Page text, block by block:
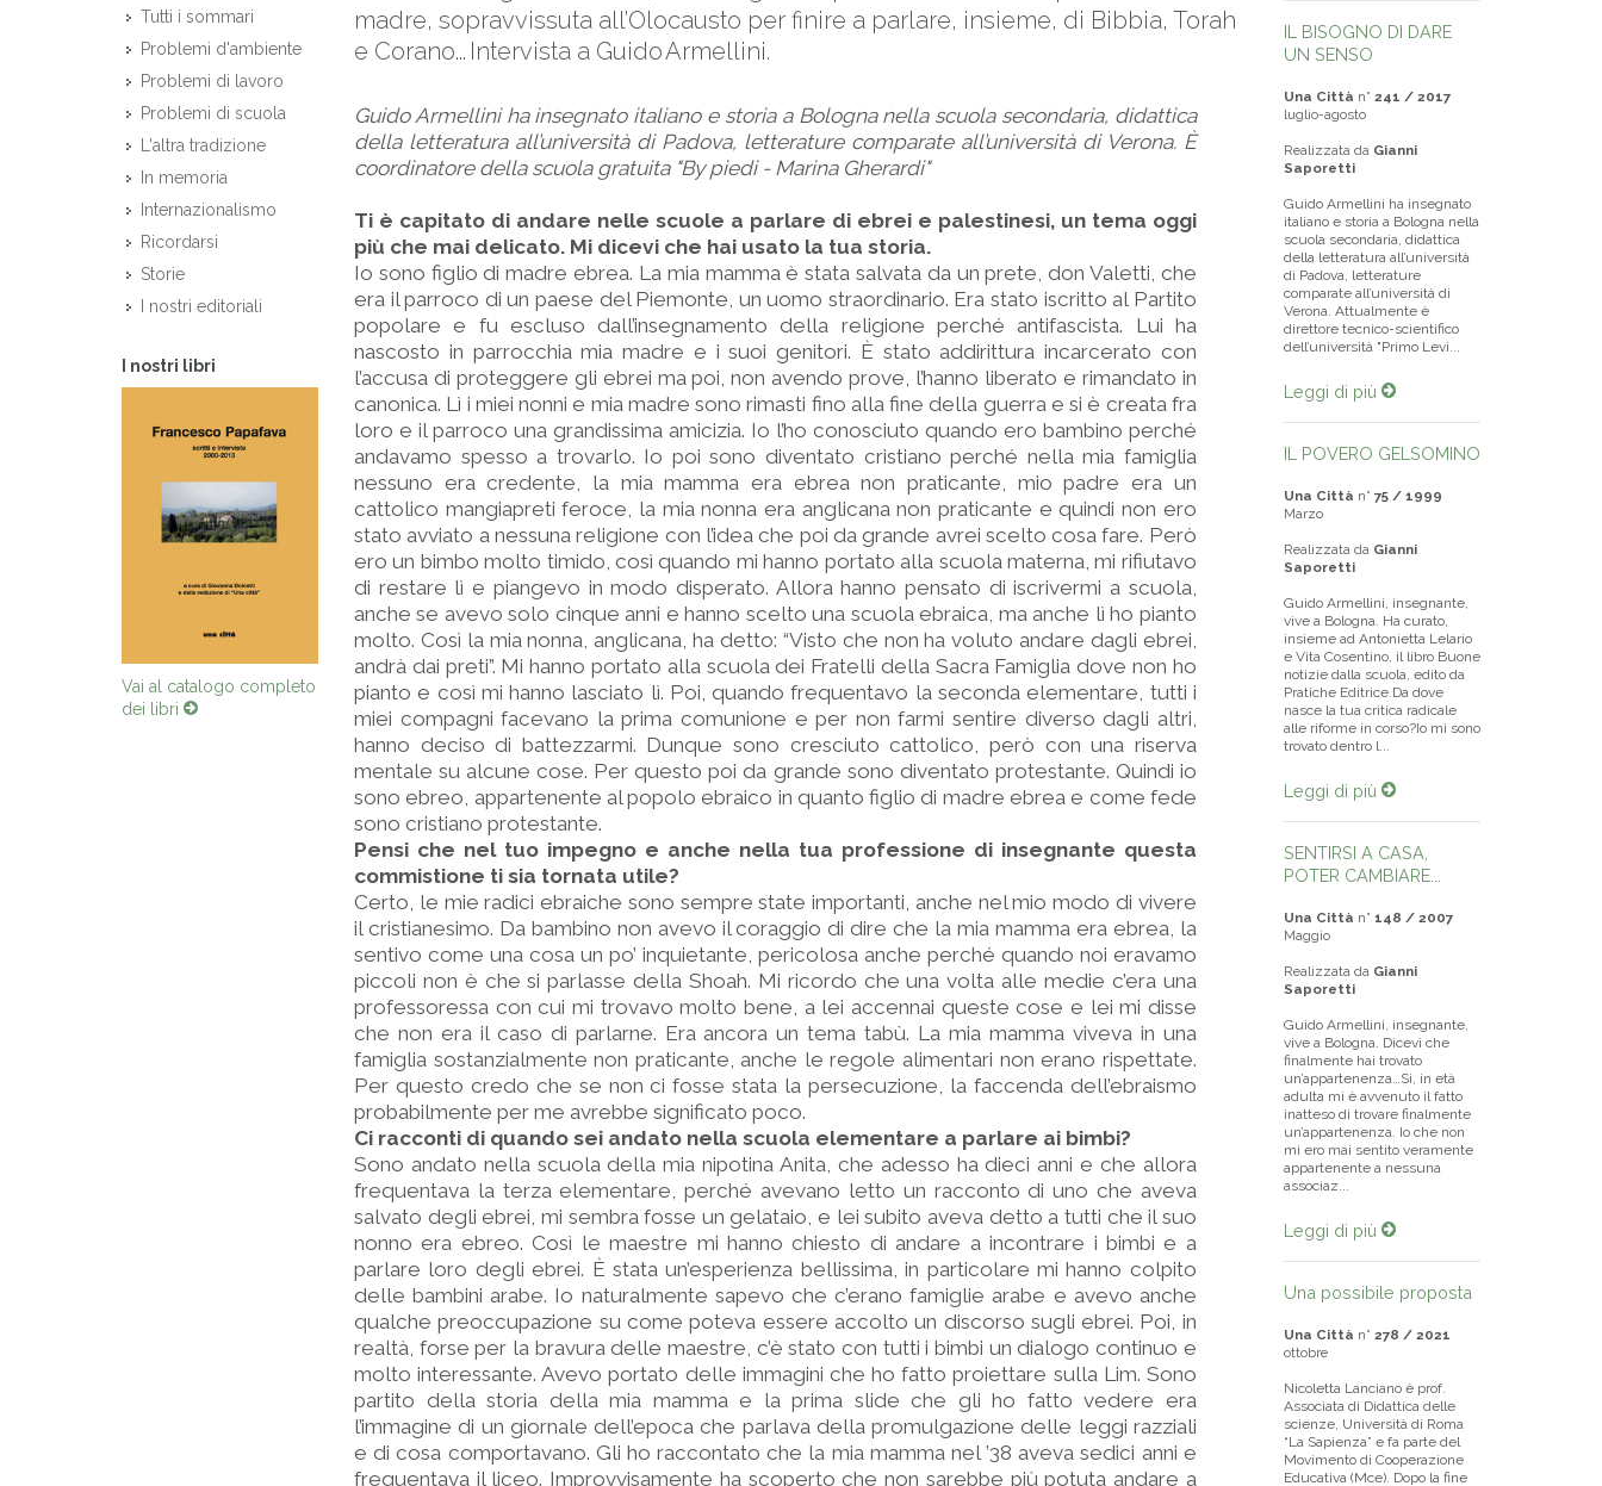
Tutti i sommari
Problemi d'ambiente
Problemi di lavoro
Problemi di scuola
L'altra tradizione
In memoria
Internazionalismo
Ricordarsi
Storie
I nostri editoriali
I nostri libri
Vai al catalogo completo
dei libri
madre, sopravvissuta all’Olocausto per finire a parlare, insieme, di Bibbia, Torah
e Corano... Intervista a Guido Armellini.
Guido Armellini ha insegnato italiano e storia a Bologna nella scuola secondaria, didattica
della letteratura all’università di Padova, letterature comparate all’università di Verona. È
coordinatore della scuola gratuita "By piedi - Marina Gherardi"
Ti è capitato di andare nelle scuole a parlare di ebrei e palestinesi, un tema oggi
più che mai delicato. Mi dicevi che hai usato la tua storia.
Io sono figlio di madre ebrea. La mia mamma è stata salvata da un prete, don Valetti, che
era il parroco di un paese del Piemonte, un uomo straordinario. Era stato iscritto al Partito
popolare e fu escluso dall’insegnamento della religione perché antifascista. Lui ha
nascosto in parrocchia mia madre e i suoi genitori. È stato addirittura incarcerato con
l’accusa di proteggere gli ebrei ma poi, non avendo prove, l’hanno liberato e rimandato in
canonica. Lì i miei nonni e mia madre sono rimasti fino alla fine della guerra e si è creata fra
loro e il parroco una grandissima amicizia. Io l’ho conosciuto quando ero bambino perché
andavamo spesso a trovarlo. Io poi sono diventato cristiano perché nella mia famiglia
nessuno era credente, la mia mamma era ebrea non praticante, mio padre era un
cattolico mangiapreti feroce, la mia nonna era anglicana non praticante e quindi non ero
stato avviato a nessuna religione con l’idea che poi da grande avrei scelto cosa fare. Però
ero un bimbo molto timido, così quando mi hanno portato alla scuola materna, mi rifiutavo
di restare lì e piangevo in modo disperato. Allora hanno pensato di iscrivermi a scuola,
anche se avevo solo cinque anni e hanno scelto una scuola ebraica, ma anche lì ho pianto
molto. Così la mia nonna, anglicana, ha detto: “Visto che non ha voluto andare dagli ebrei,
andrà dai preti”. Mi hanno portato alla scuola dei Fratelli della Sacra Famiglia dove non ho
pianto e così mi hanno lasciato lì. Poi, quando frequentavo la seconda elementare, tutti i
miei compagni facevano la prima comunione e per non farmi sentire diverso dagli altri,
hanno deciso di battezzarmi. Dunque sono cresciuto cattolico, però con una riserva
mentale su alcune cose. Per questo poi da grande sono diventato protestante. Quindi io
sono ebreo, appartenente al popolo ebraico in quanto figlio di madre ebrea e come fede
sono cristiano protestante.
Pensi che nel tuo impegno e anche nella tua professione di insegnante questa
commistione ti sia tornata utile?
Certo, le mie radici ebraiche sono sempre state importanti, anche nel mio modo di vivere
il cristianesimo. Da bambino non avevo il coraggio di dire che la mia mamma era ebrea, la
sentivo come una cosa un po’ inquietante, pericolosa anche perché quando noi eravamo
piccoli non è che si parlasse della Shoah. Mi ricordo che una volta alle medie c’era una
professoressa con cui mi trovavo molto bene, a lei accennai queste cose e lei mi disse
che non era il caso di parlarne. Era ancora un tema tabù. La mia mamma viveva in una
famiglia sostanzialmente non praticante, anche le regole alimentari non erano rispettate.
Per questo credo che se non ci fosse stata la persecuzione, la faccenda dell’ebraismo
probabilmente per me avrebbe significato poco.
Ci racconti di quando sei andato nella scuola elementare a parlare ai bimbi?
Sono andato nella scuola della mia nipotina Anita, che adesso ha dieci anni e che allora
frequentava la terza elementare, perché avevano letto un racconto di uno che aveva
salvato degli ebrei, mi sembra fosse un gelataio, e lei subito aveva detto a tutti che il suo
nonno era ebreo. Così le maestre mi hanno chiesto di andare a incontrare i bimbi e a
parlare loro degli ebrei. È stata un’esperienza bellissima, in particolare mi hanno colpito
delle bambini arabe. Io naturalmente sapevo che c’erano famiglie arabe e avevo anche
qualche preoccupazione su come poteva essere accolto un discorso sugli ebrei. Poi, in
realtà, forse per la bravura delle maestre, c’è stato con tutti i bimbi un dialogo continuo e
molto interessante. Avevo portato delle immagini che ho fatto proiettare sulla Lim. Sono
partito della storia della mia mamma e la prima slide che gli ho fatto vedere era
l’immagine di un giornale dell’epoca che parlava della promulgazione delle leggi razziali
e di cosa comportavano. Gli ho raccontato che la mia mamma nel ’38 aveva sedici anni e
frequentava il liceo. Improvvisamente ha scoperto che non sarebbe più potuta andare a
IL BISOGNO DI DARE
UN SENSO
Una Città n° 241 / 2017
luglio-agosto
Realizzata da Gianni
Saporetti
Guido Armellini ha insegnato
italiano e storia a Bologna nella
scuola secondaria, didattica
della letteratura all’università
di Padova, letterature
comparate all’università di
Verona. Attualmente è
direttore tecnico-scientifico
dell’università "Primo Levi...
Leggi di più
IL POVERO GELSOMINO
Una Città n° 75 / 1999
Marzo
Realizzata da Gianni
Saporetti
Guido Armellini, insegnante,
vive a Bologna. Ha curato,
insieme ad Antonietta Lelario
e Vita Cosentino, il libro Buone
notizie dalla scuola, edito da
Pratiche Editrice.Da dove
nasce la tua critica radicale
alle riforme in corso?Io mi sono
trovato dentro l...
Leggi di più
SENTIRSI A CASA,
POTER CAMBIARE...
Una Città n° 148 / 2007
Maggio
Realizzata da Gianni
Saporetti
Guido Armellini, insegnante,
vive a Bologna. Dicevi che
finalmente hai trovato
un’appartenenza…Si, in età
adulta mi è avvenuto il fatto
inatteso di trovare finalmente
un’appartenenza. Io che non
mi ero mai sentito veramente
appartenente a nessuna
associaz...
Leggi di più
Una possibile proposta
Una Città n° 278 / 2021
ottobre
Nicoletta Lanciano è prof.
Associata di Didattica delle
scienze, Università di Roma
“La Sapienza” e fa parte del
Movimento di Cooperazione
Educativa (Mce). Dopo la fine